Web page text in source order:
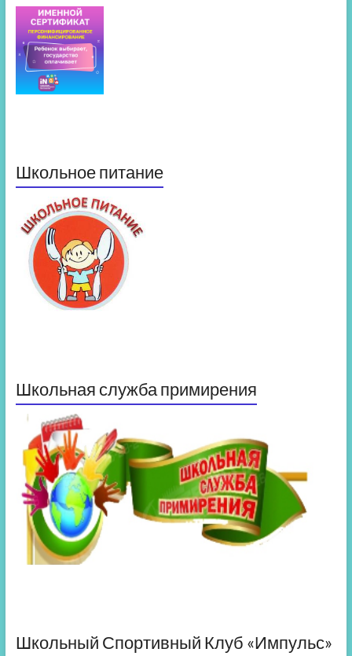
Школьное питание
Школьная служба примирения
Школьный Спортивный Клуб «Импульс»